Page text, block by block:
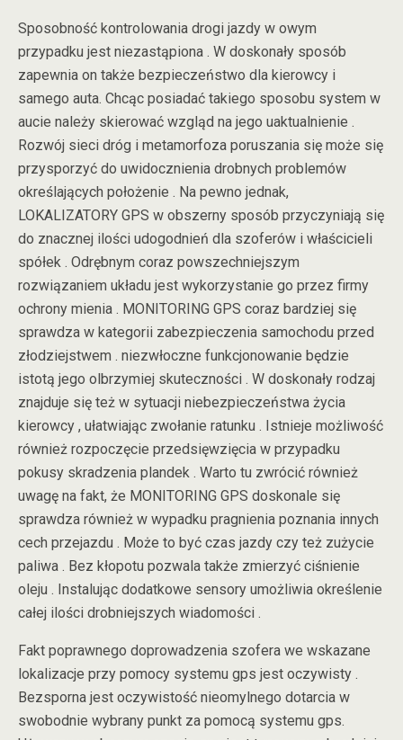
Sposobność kontrolowania drogi jazdy w owym
przypadku jest niezastąpiona . W doskonały sposób
zapewnia on także bezpieczeństwo dla kierowcy i
samego auta. Chcąc posiadać takiego sposobu system w
aucie należy skierować wzgląd na jego uaktualnienie .
Rozwój sieci dróg i metamorfoza poruszania się może się
przysporzyć do uwidocznienia drobnych problemów
określających położenie . Na pewno jednak,
LOKALIZATORY GPS w obszerny sposób przyczyniają się
do znacznej ilości udogodnień dla szoferów i właścicieli
spółek . Odrębnym coraz powszechniejszym
rozwiązaniem układu jest wykorzystanie go przez firmy
ochrony mienia . MONITORING GPS coraz bardziej się
sprawdza w kategorii zabezpieczenia samochodu przed
złodziejstwem . niezwłoczne funkcjonowanie będzie
istotą jego olbrzymiej skuteczności . W doskonały rodzaj
znajduje się też w sytuacji niebezpieczeństwa życia
kierowcy , ułatwiając zwołanie ratunku . Istnieje możliwość
również rozpoczęcie przedsięwzięcia w przypadku
pokusy skradzenia plandek . Warto tu zwrócić również
uwagę na fakt, że MONITORING GPS doskonale się
sprawdza również w wypadku pragnienia poznania innych
cech przejazdu . Może to być czas jazdy czy też zużycie
paliwa . Bez kłopotu pozwala także zmierzyć ciśnienie
oleju . Instalując dodatkowe sensory umożliwia określenie
całej ilości drobniejszych wiadomości .
Fakt poprawnego doprowadzenia szofera we wskazane
lokalizacje przy pomocy systemu gps jest oczywisty .
Bezsporna jest oczywistość nieomylnego dotarcia w
swobodnie wybrany punkt za pomocą systemu gps.